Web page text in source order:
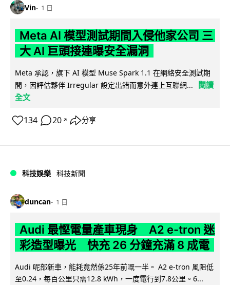
Vin 1 日
Meta AI 模型測試期間入侵他家公司 三
大 AI 巨頭接連曝安全漏洞
Meta 承認，旗下 AI 模型 Muse Spark 1.1 在網絡安全測試期
間，因評估夥伴 Irregular 設定出錯而意外連上互聯網...
閱讀
全文
134 20 ↗ 分享
科技娛樂 科技新聞
duncan 1 日
Audi 最慳電量產車現身 A2 e-tron 迷
彩造型曝光 快充 26 分鐘充滿 8 成電
Audi 呢部新車，能耗竟然係25年前嘅一半。 A2 e-tron 風阻低
至0.24，每百公里只需12.8 kWh，一度電行到7.8公里。6...